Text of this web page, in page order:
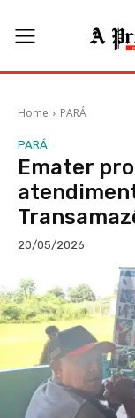
Home PARÁ
PARÁ
Emater
20/05/2026